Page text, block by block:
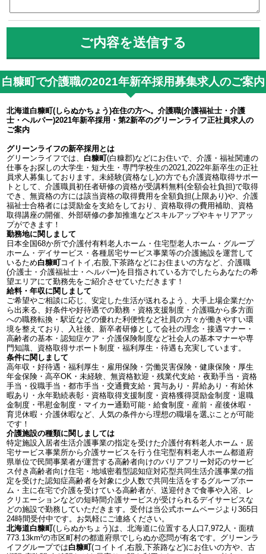
白糠町で介護職の2021年新卒採用募集求人のご案内
北海道白糠町(しらぬかちょう)在住の方へ。介護職(介護福祉士・介護
士・ヘルパー)2021年新卒採用・第2新卒のグリーンライフ正社員求人の
ご案内
グリーンライフの新卒採用とは
グリーンライフでは、 白糠町(白糠郡)などにお住いで、介護・福祉関連の
仕事をお探しの大学生・短大生・専門学校生の2021,2022年新卒生の正社
員求人募集しております。未経験(資格なし)の方でも介護資格取得サポー
トとして、介護職員初任者研修の資格が受講料無料(全額会社負担)で取得
でき、無資格の方には該当資格の取得費用を全額負担(上限あり)や、介護
福祉士合格者には奨励金を支給をしており、資格取得の費用補助、資格
取得講座の開催、外部研修の参加推進などスキルアップやキャリアアッ
プができます！
勤務地に関しまして
日本全国68か所で介護付有料老人ホーム・住宅型老人ホーム・グループ
ホーム・デイサービス・各種居宅サービス事業等の介護施設を運営して
いるため白糠町コイトイ,右股,下茶路などにお住まいの方など、介護職
(介護士・介護福祉士・ヘルパー)を目指されている方でしたらあなたの希
望エリアにて勤務先をご紹介させていただきます！
給料・年収に関しまして
ご希望やご相談に応じ、安定した生活が送れるよう、大手上場企業だか
ら出来る、好条件や好待遇での勤務・資格支援制度・介護職から多方面
への職務転換・駅近などの優れた利便性など社員の方々が働きやすい環
境を整えており、入社後、新卒者研修として会社の理念・接遇マナー・
高齢者の基本・認知症ケア・介護保険制度など社会人の基本マナーや専
門知識、資格取得サポート制度・福利厚生・待遇も充実しています。
条件に関しまして
高年収・好待遇・福利厚生・雇用保険・労働災害保険・健康保険・厚生
年金保険・高卒OK・未経験、無資格歓迎・残業代支給・夜勤手当・資格
手当・役職手当・都市手当・交通費支給・賞与あり・昇給あり・有給休
暇あり・永年勤続表彰・資格取得支援制度・資格獲得奨励金制度・退職
金制度・弔慰金制度・マイカー通勤可能・給食制度・産前・産後休暇・
育児休暇・介護休暇など、人気の条件から理想の職場を選ぶことが可能
です！
介護施設の種類に関しましては
特定施設入居者生活介護事業の指定を受けた介護付有料老人ホーム・居
宅サービス事業所から介護サービスを行う住宅型有料老人ホーム都道府
県単位で民間事業者が運営する高齢者向けのバリアフリー対応のサービ
ス付き高齢者向け住宅・地域密着型認知症対応型共同生活介護事業の指
定を受けた認知症高齢者を対象に少人数で共同生活をするグループホー
ム・主に在宅で介護を受けている高齢者が、送迎付きで食事や入浴、レ
クリエーションなどの短時間介護サービスが受けられるデイサービスな
どの施設で勤務していただきます。受付は当公式ホームページより365日
24時間受付中です。お気軽にご連絡ください。
北海道白糠町(しらぬかちょう)は、北海道に位置する人口7,972人・面積
773.13km²の市区町村の都道府県でしらぬか恋問が有名です。グリーンラ
イフグループでは白糠町(コイトイ,右股,下茶路など)にお住いの方や、古